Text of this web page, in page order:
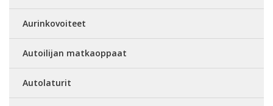
Aurinkovoiteet
Autoilijan matkaoppaat
Autolaturit